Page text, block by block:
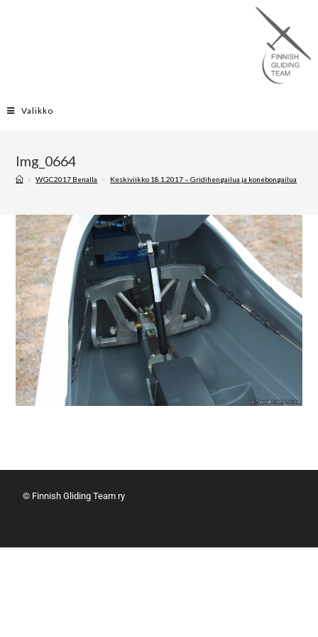
Valikko
Img_0664
> WGC2017 Benalla > Keskiviikko 18.1.2017 – Gridihengailua ja konebongailua >
© Finnish Gliding Team ry